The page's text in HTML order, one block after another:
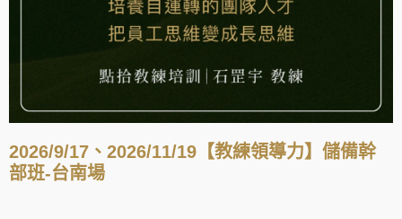
2026/9/17、2026/11/19【教練領導力】儲備幹
部班-台南場